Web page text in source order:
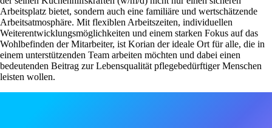
Arbeitsplatz bietet, sondern auch eine familiäre und wertschätzende
Arbeitsatmosphäre. Mit flexiblen Arbeitszeiten, individuellen
Weiterentwicklungsmöglichkeiten und einem starken Fokus auf das
Wohlbefinden der Mitarbeiter, ist Korian der ideale Ort für alle, die in
einem unterstützenden Team arbeiten möchten und dabei einen
bedeutenden Beitrag zur Lebensqualität pflegebedürftiger Menschen
leisten wollen.